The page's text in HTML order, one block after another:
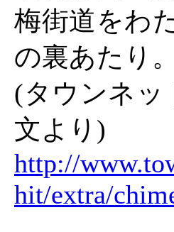
梅街道をわ
の裏あたり。
(タウンネッ
文より)
http://
hit/extra/